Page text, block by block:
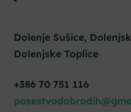
Dolenje Sušice,
Dolenjske Toplice
+386 70 751 116